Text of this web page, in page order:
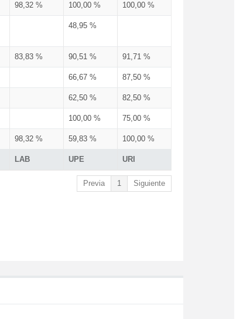
LAB UPE URI
98,32 % 100,00 % 100,00 %
48,95 %
83,83 % 90,51 % 91,71 %
66,67 % 87,50 %
62,50 % 82,50 %
100,00 % 75,00 %
98,32 % 59,83 % 100,00 %
Previa 1 Siguiente